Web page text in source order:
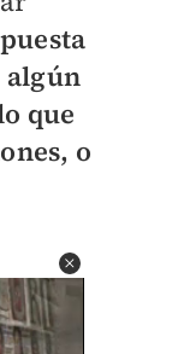
algún
que
o